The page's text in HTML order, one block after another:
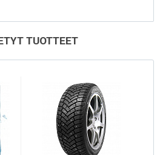
TUOTTEET